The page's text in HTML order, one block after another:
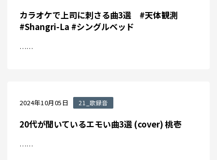
カラオケで上司に刺さる曲3選 #天体観測
#Shangri-La #シングルベッド
……
2024年10月05日 21_歌録音
20代が聞いているエモい曲3選 (cover) 桃壱
……